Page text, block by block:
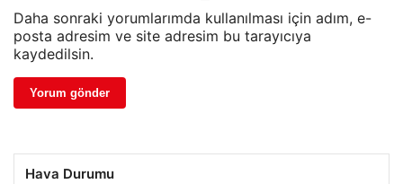
Daha sonraki yorumlarımda kullanılması için adım, e-
posta adresim ve site adresim bu tarayıcıya
kaydedilsin.
Hava Durumu